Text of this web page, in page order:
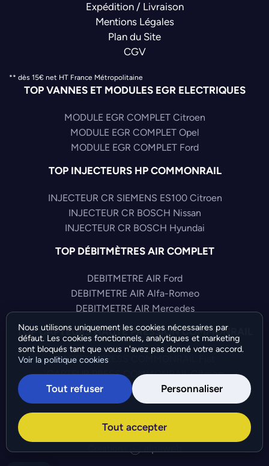
Expédition / Livraison
Mentions Légales
Plan du Site
CGV
** dès 15€ net HT France Métropolitaine
TOP VANNES ET MODULES EGR ELECTRIQUES
MODULE EGR COMPLET Citroen
MODULE EGR COMPLET Opel
MODULE EGR COMPLET Ford
TOP INJECTEURS HP COMMONRAIL
INJECTEUR CR SIEMENS ES100 Citroen
INJECTEUR CR BOSCH Nissan
INJECTEUR CR BOSCH Hyundai
TOP DÉBITMÈTRES AIR COMPLET
DEBITMETRE AIR Ford
DEBITMETRE AIR Alfa-Romeo
DEBITMETRE AIR Mercedes
TOP CAPTEURS HAUTE PRESSION COMMONRAIL
CAPTEUR PRESS COMMONRAIL Fiat
CAPTEUR PRESS COMMONRAIL Citroen
CAPTEUR PRESS COMMONRAIL Mercedes
©Bresch SAS - Copyright 2026 - Tous droits réservés -
Préférences de cookies-Gérer mes cookies
Nous utilisons uniquement les cookies nécessaires par
défaut. Les cookies fonctionnels, analytiques et marketing
sont bloqués tant que vous n'avez pas donné votre accord.
Voir la politique cookies
Tout refuser Personnaliser
Tout accepter